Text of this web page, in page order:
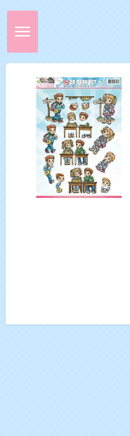
Ga
direct
de
hoofdinhoud